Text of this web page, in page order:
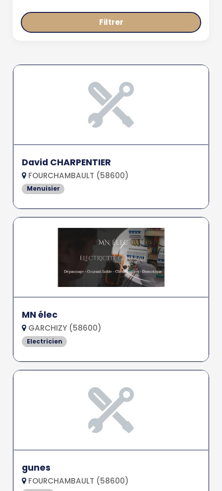
Filtrer
David CHARPENTIER
FOURCHAMBAULT (58600)
Menuisier
MN élec
GARCHIZY (58600)
Electricien
gunes
FOURCHAMBAULT (58600)